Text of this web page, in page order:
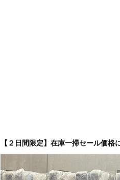
【２日間限定】在庫一掃セール価格